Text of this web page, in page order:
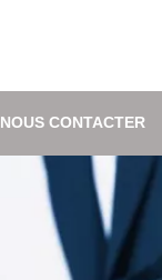
NOUS CONTACTER